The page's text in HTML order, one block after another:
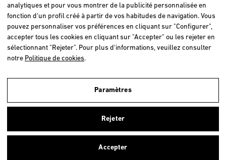
Nous utilisons nos propres cookies et ceux de tiers afin d'analyser nos
utilisateurs et d'offrir un meilleur service. Si vous continuez à naviguer,
d'informations,cliquez ici.
BELGIË / BELGIQUE
DEUTSCHLAND
ITALIA
NEDERLAND
ÖSTERREICH
analytiques et pour vous montrer de la publicité personnalisée en
fonction d'un profil créé à partir de vos habitudes de navigation. Vous
pouvez personnaliser vos préférences en cliquant sur "Configurer",
accepter tous les cookies en cliquant sur "Accepter" ou les rejeter en
sélectionnant "Rejeter". Pour plus d'informations, veuillez consulter
notre Politique de cookies.
Paramètres
Rejeter
Accepter